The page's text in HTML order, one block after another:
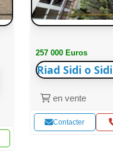
257 000 Euros
Riad Sidi o Sidi
en vente
Contacter